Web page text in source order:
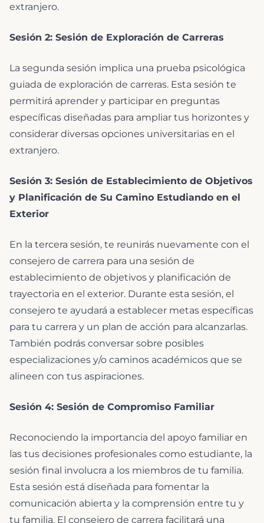
extranjero.
Sesión 2: Sesión de Exploración de Carreras
La segunda sesión implica una prueba psicológica
guiada de exploración de carreras. Esta sesión te
permitirá aprender y participar en preguntas
específicas diseñadas para ampliar tus horizontes y
considerar diversas opciones universitarias en el
extranjero.
Sesión 3: Sesión de Establecimiento de Objetivos
y Planificación de Su Camino Estudiando en el
Exterior
En la tercera sesión, te reunirás nuevamente con el
consejero de carrera para una sesión de
establecimiento de objetivos y planificación de
trayectoria en el exterior. Durante esta sesión, el
consejero te ayudará a establecer metas específicas
para tu carrera y un plan de acción para alcanzarlas.
También podrás conversar sobre posibles
especializaciones y/o caminos académicos que se
alineen con tus aspiraciones.
Sesión 4: Sesión de Compromiso Familiar
Reconociendo la importancia del apoyo familiar en
las tus decisiones profesionales como estudiante, la
sesión final involucra a los miembros de tu familia.
Esta sesión está diseñada para fomentar la
comunicación abierta y la comprensión entre tu y
tu familia. El consejero de carrera facilitará una